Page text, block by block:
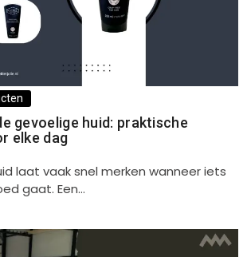
gevoelige huid: praktische
elke dag
laat vaak snel merken wanneer iets
gaat. Een…